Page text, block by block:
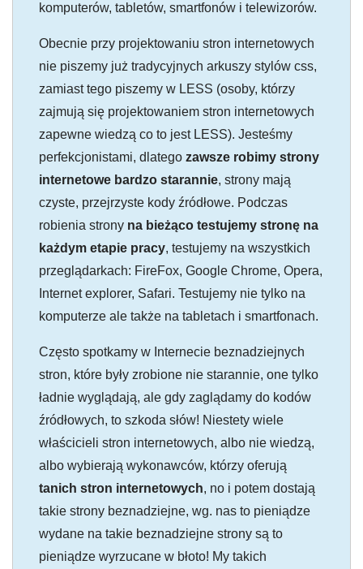
komputerów, tabletów, smartfonów i telewizorów.
Obecnie przy projektowaniu stron internetowych
nie piszemy już tradycyjnych arkuszy stylów css,
zamiast tego piszemy w LESS (osoby, którzy
zajmują się projektowaniem stron internetowych
zapewne wiedzą co to jest LESS). Jesteśmy
perfekcjonistami, dlatego zawsze robimy strony
internetowe bardzo starannie, strony mają
czyste, przejrzyste kody źródłowe. Podczas
robienia strony na bieżąco testujemy stronę na
każdym etapie pracy, testujemy na wszystkich
przeglądarkach: FireFox, Google Chrome, Opera,
Internet explorer, Safari. Testujemy nie tylko na
komputerze ale także na tabletach i smartfonach.
Często spotkamy w Internecie beznadziejnych
stron, które były zrobione nie starannie, one tylko
ładnie wyglądają, ale gdy zaglądamy do kodów
źródłowych, to szkoda słów! Niestety wiele
właścicieli stron internetowych, albo nie wiedzą,
albo wybierają wykonawców, którzy oferują
tanich stron internetowych, no i potem dostają
takie strony beznadziejne, wg. nas to pieniądze
wydane na takie beznadziejne strony są to
pieniądze wyrzucane w błoto! My takich